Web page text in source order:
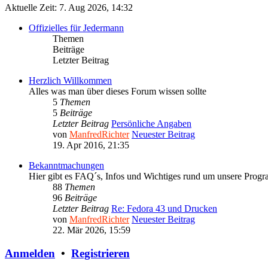
Aktuelle Zeit: 7. Aug 2026, 14:32
Offizielles für Jedermann
Themen
Beiträge
Letzter Beitrag
Herzlich Willkommen
Alles was man über dieses Forum wissen sollte
5 Themen
5 Beiträge
Letzter Beitrag Persönliche Angaben
von ManfredRichter Neuester Beitrag
19. Apr 2016, 21:35
Bekanntmachungen
Hier gibt es FAQ´s, Infos und Wichtiges rund um unsere
88 Themen
96 Beiträge
Letzter Beitrag Re: Fedora 43 und Drucken
von ManfredRichter Neuester Beitrag
22. Mär 2026, 15:59
Anmelden • Registrieren